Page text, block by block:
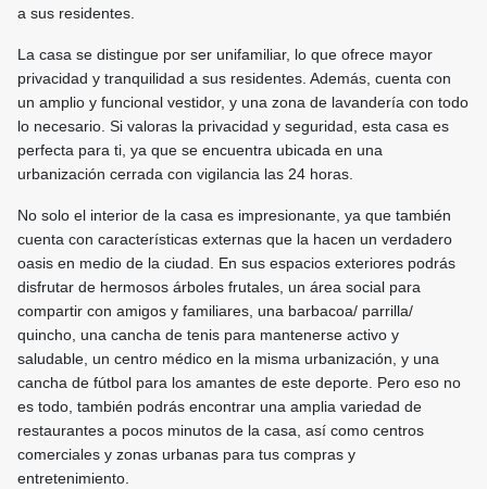
a sus residentes.
La casa se distingue por ser unifamiliar, lo que ofrece mayor
privacidad y tranquilidad a sus residentes. Además, cuenta con
un amplio y funcional vestidor, y una zona de lavandería con todo
lo necesario. Si valoras la privacidad y seguridad, esta casa es
perfecta para ti, ya que se encuentra ubicada en una
urbanización cerrada con vigilancia las 24 horas.
No solo el interior de la casa es impresionante, ya que también
cuenta con características externas que la hacen un verdadero
oasis en medio de la ciudad. En sus espacios exteriores podrás
disfrutar de hermosos árboles frutales, un área social para
compartir con amigos y familiares, una barbacoa/ parrilla/
quincho, una cancha de tenis para mantenerse activo y
saludable, un centro médico en la misma urbanización, y una
cancha de fútbol para los amantes de este deporte. Pero eso no
es todo, también podrás encontrar una amplia variedad de
restaurantes a pocos minutos de la casa, así como centros
comerciales y zonas urbanas para tus compras y
entretenimiento.